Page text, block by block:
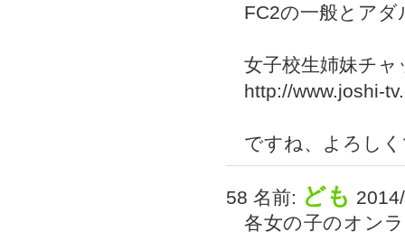
FC2の一般とアダ
女子校生姉妹チャ
http://www.joshi-
ですね、よろし
58 名前: ども
各女の子のオン